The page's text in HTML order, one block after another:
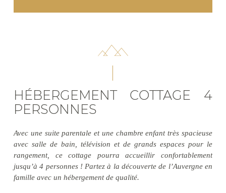
HÉBERGEMENT COTTAGE 4
PERSONNES
Avec une suite parentale et une chambre enfant très spacieuse
avec salle de bain, télévision et de grands espaces pour le
rangement, ce cottage pourra accueillir confortablement
jusqu’à 4 personnes ! Partez à la découverte de l’Auvergne en
famille avec un hébergement de qualité.